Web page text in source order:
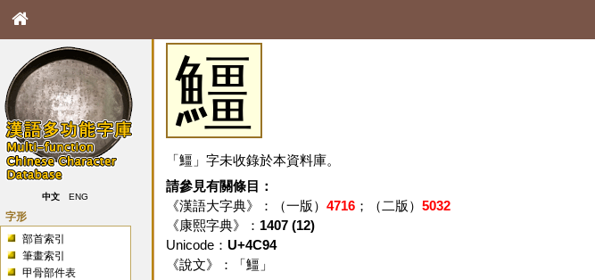
中文 ENG
字形
部首索引
筆畫索引
甲骨部件表
䲔
「䲔」字未收錄於本資料庫。
請參見有關條目：
《漢語大字典》：（一版） 4716；（二版） 5032
《康熙字典》： 1407 (12)
Unicode： U+4C94
《說文》：「 䲔 」